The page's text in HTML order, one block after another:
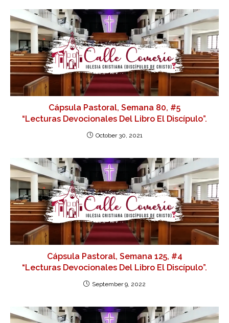
Cápsula Pastoral, Semana 80, #5
“Lecturas Devocionales Del Libro El Discípulo”.
October 30, 2021
Cápsula Pastoral, Semana 125, #4
“Lecturas Devocionales Del Libro El Discípulo”.
September 9, 2022